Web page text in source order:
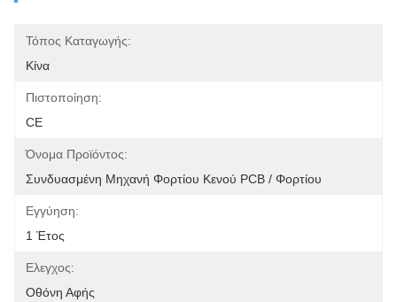
Τόπος Καταγωγής:
Κίνα
Πιστοποίηση:
CE
Όνομα Προϊόντος:
Συνδυασμένη Μηχανή Φορτίου Κενού PCB / Φορτίου
Εγγύηση:
1 Έτος
Ελεγχος:
Οθόνη Αφής